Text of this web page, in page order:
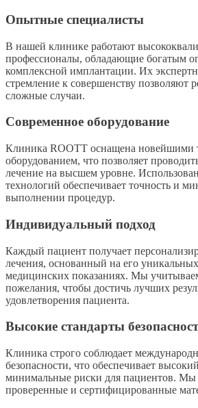
Опытные специалисты
В нашей клинике работают
профессионалы, обладающие богатым
комплексной имплантации. Их
стремление к совершенству позволяют
сложные случаи.
Современное оборудование
Клиника ROOTT оснащена новейшими
оборудованием, что позволяет
лечение на высшем уровне.
технологий обеспечивает точность и
выполнении процедур.
Индивидуальный подход
Каждый пациент получает
лечения, основанный на его
медицинских показаниях. Мы
пожелания, чтобы достичь лучших
удовлетворения пациента.
Высокие стандарты
Клиника строго соблюдает
безопасности, что обеспечивает
минимальные риски для пациентов. Мы
проверенные и сертифицированные